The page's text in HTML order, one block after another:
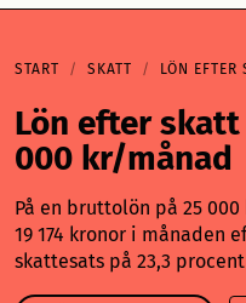
START SKATT LÖN EFTER
Lön efter
000 kr/månad
På en bruttolön på 25
19 174 kronor i månaden
skattesats på 23,3